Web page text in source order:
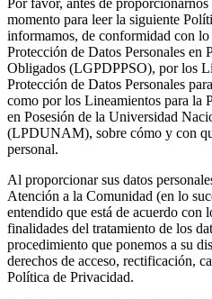
Por favor, antes de proporcionarnos
momento para leer la siguiente
informamos, de conformidad con
Protección de Datos Personales en
Obligados (LGPDPPSO), por los
Protección de Datos Personales
como por los Lineamientos para la
en Posesión de la Universidad
(LPDUNAM), sobre cómo y con
personal.
Al proporcionar sus datos
Atención a la Comunidad (en lo
entendido que está de acuerdo con
finalidades del tratamiento de los
procedimiento que ponemos a su
derechos de acceso, rectificación,
Política de Privacidad.